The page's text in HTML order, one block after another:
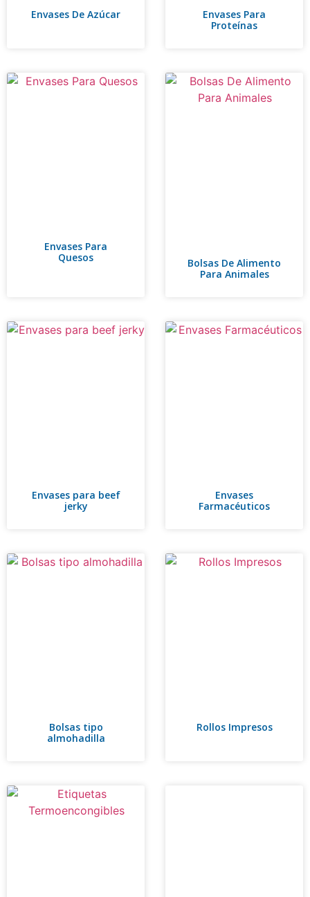
Envases De Azúcar
Envases Para
Proteínas
Envases Para
Quesos
Bolsas De Alimento
Para Animales
Envases para beef
jerky
Envases
Farmacéuticos
Bolsas tipo
almohadilla
Rollos Impresos